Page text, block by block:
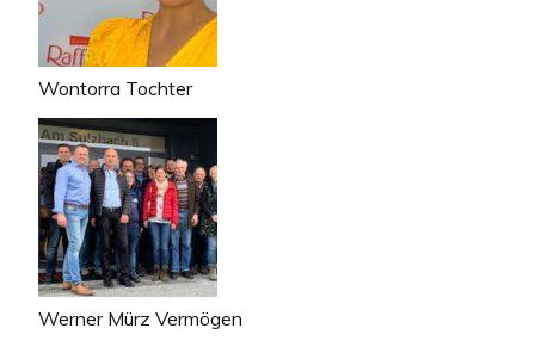
Wontorra Tochter
Werner Mürz Vermögen